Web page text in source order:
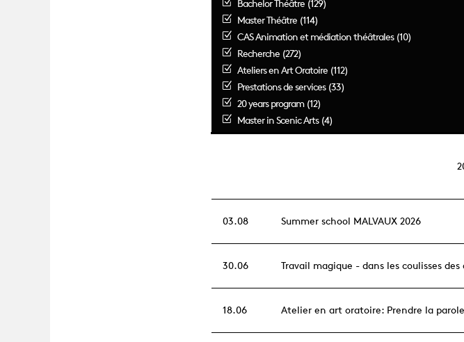
Bachelor Théâtre (129)
Master Théâtre (114)
CAS Animation et médiation théâtrales (10)
Recherche (272)
Ateliers en Art Oratoire (112)
Prestations de services (33)
20 years program (12)
Master in Scenic Arts (4)
03.08 Summer school MALVAUX 2026
30.06 Travail magique - dans les coulisses
18.06 Atelier en art oratoire: Prendre la